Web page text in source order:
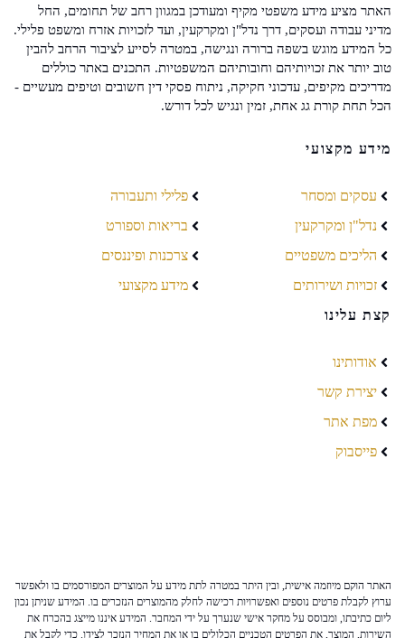
האתר מציע מידע משפטי מקיף ומעודכן במגוון רחב של תחומים, החל
מדיני עבודה ועסקים, דרך נדל"ן ומקרקעין, ועד לזכויות אזרח ומשפט פלילי.
כל המידע מוגש בשפה ברורה ונגישה, במטרה לסייע לציבור הרחב להבין
טוב יותר את זכויותיהם וחובותיהם המשפטיות. התכנים באתר כוללים
מדריכים מקיפים, עדכוני חקיקה, ניתוח פסקי דין חשובים וטיפים מעשיים -
הכל תחת קורת גג אחת, זמין ונגיש לכל דורש.
מידע מקצועי
עסקים ומסחר
נדל"ן ומקרקעין
הליכים משפטיים
זכויות ושירותים
פלילי ותעבורה
בריאות וספורט
צרכנות ופיננסים
מידע מקצועי
קצת עלינו
אודותינו
יצירת קשר
מפת אתר
פייסבוק
האתר הוקם מיוזמה אישית, ובין היתר במטרה לתת מידע על המוצרים המפורסמים בו ולאפשר
ערוץ לקבלת פרטים נוספים ואפשרויות רכישה לחלק מהמוצרים הנזכרים בו. המידע שניתן נכון
ליום כתיבתו, ומבוסס על מחקר אישי שנערך על ידי המחבר. המידע איננו מייצג בהכרח את
השירות, המוצר, את הפרטים הטכניים הכלולים בו או את המחיר הנזכר לצידו. כדי לקבל את